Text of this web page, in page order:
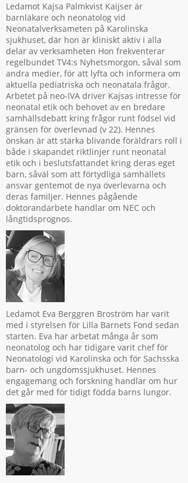
Ledamot Kajsa Palmkvist Kaijser är
barnläkare och neonatolog vid
Neonatalverksameten på Karolinska
sjukhuset, där hon är kliniskt aktiv i alla
delar av verksamheten Hon frekventerar
regelbundet TV4:s Nyhetsmorgon, såväl som
andra medier, för att lyfta och informera om
aktuella pediatriska och neonatala frågor.
Arbetet på neo-IVA driver Kajsas intresse för
neonatal etik och behovet av en bredare
samhällsdebatt kring frågor runt födsel vid
gränsen för överlevnad (v 22). Hennes
önskan är att stärka blivande föräldrars roll i
både i skapandet riktlinjer runt neonatal
etik och i beslutsfattandet kring deras eget
barn, såväl som att förtydliga samhällets
ansvar gentemot de nya överlevarna och
deras familjer. Hennes pågående
doktorandarbete handlar om NEC och
långtidsprognos.
Ledamot Eva Berggren Broström har varit
med i styrelsen för Lilla Barnets Fond sedan
starten. Eva har arbetat många år som
neonatolog och har tidigare varit chef för
Neonatologi vid Karolinska och för Sachsska
barn- och ungdomssjukhuset. Hennes
engagemang och forskning handlar om hur
det går med för tidigt födda barns lungor.